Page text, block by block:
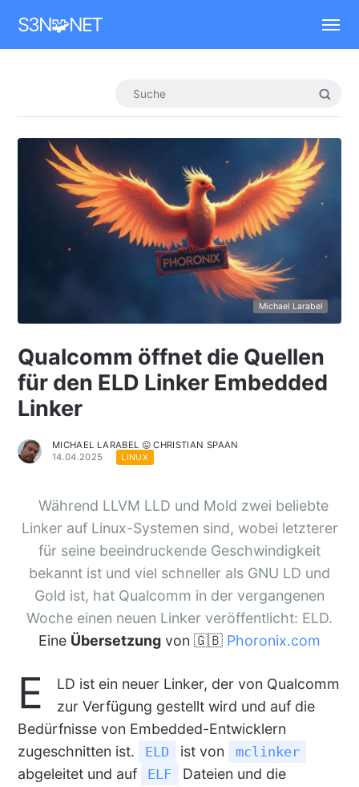
S3N🧩NET
Michael Larabel
Qualcomm öffnet die Quellen
für den ELD Linker Embedded
Linker
MICHAEL LARABEL 😛 CHRISTIAN SPAAN
14.04.2025
LINUX
Während LLVM LLD und Mold zwei beliebte
Linker auf Linux-Systemen sind, wobei letzterer
für seine beeindruckende Geschwindigkeit
bekannt ist und viel schneller als GNU LD und
Gold ist, hat Qualcomm in der vergangenen
Woche einen neuen Linker veröffentlicht: ELD.
Eine Übersetzung von 🇬🇧 Phoronix.com
E
LD ist ein neuer Linker, der von Qualcomm
zur Verfügung gestellt wird und auf die
Bedürfnisse von Embedded-Entwicklern
zugeschnitten ist.
ELD ist von mclinker
abgeleitet und auf ELF
Dateien und die